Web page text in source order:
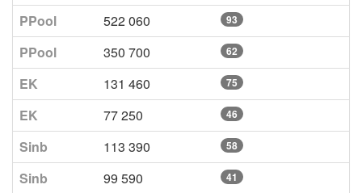
PPool 522 060 93
PPool 350 700 62
EK 131 460 75
EK 77 250 46
Sinb 113 390 58
Sinb 99 590 41